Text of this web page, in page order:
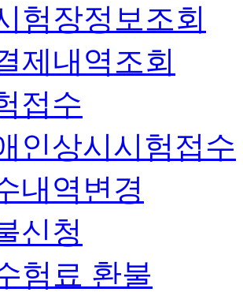
험장정보조회
제내역조회
접수
인상시시험접수
내역변경
신청
험료 환불